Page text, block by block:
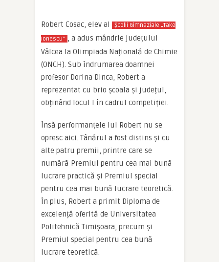
Robert Cosac, elev al
Școlii Gimnaziale „Take
Ionescu” , a adus mândrie județului
Vâlcea la Olimpiada Națională de Chimie
(ONCH). Sub îndrumarea doamnei
profesor Dorina Dinca, Robert a
reprezentat cu brio școala și județul,
obținând locul I în cadrul competiției.
Însă performanțele lui Robert nu se
opresc aici. Tânărul a fost distins și cu
alte patru premii, printre care se
numără Premiul pentru cea mai bună
lucrare practică și Premiul special
pentru cea mai bună lucrare teoretică.
În plus, Robert a primit Diploma de
excelență oferită de Universitatea
Politehnică Timișoara, precum și
Premiul special pentru cea bună
lucrare teoretică.